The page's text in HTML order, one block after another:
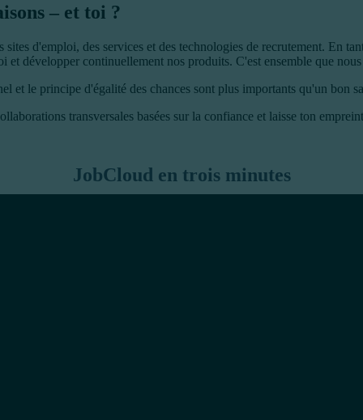
– et toi ?
d'emploi, des services et des technologies de recrutement. En
développer continuellement nos produits. C'est ensemble que
et le principe d'égalité des chances sont plus importants qu'un bon
transversales basées sur la confiance et laisse ton
JobCloud en trois minutes